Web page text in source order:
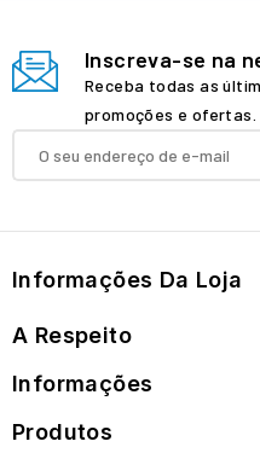
Inscreva-se na
Receba todas as
promoções e ofertas.
Informações Da Loja
A Respeito
Informações
Produtos